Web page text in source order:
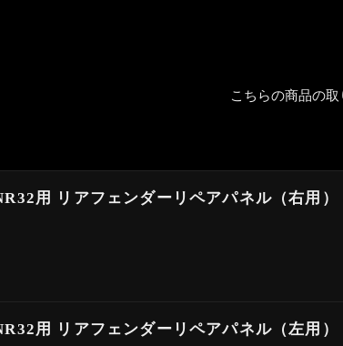
こちらの商品の
用 リアフェンダーリペアパネル（右用）
用 リアフェンダーリペアパネル（左用）